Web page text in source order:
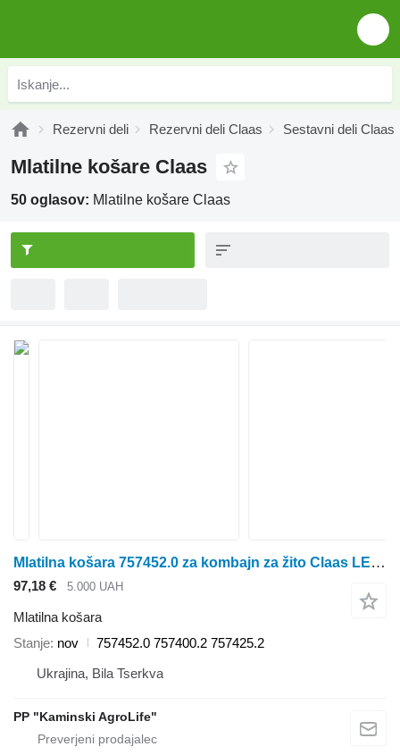
Rezervni deli Rezervni deli Claas Sestavni deli Claas
Mlatilne košare Claas
50 oglasov: Mlatilne košare Claas
Mlatilna košara 757452.0 za kombajn za žito Claas LEXION 450,570,580,600
97,18 € 5.000 UAH
Mlatilna košara
Stanje nov
757452.0 757400.2 757425.2
Ukrajina, Bila Tserkva
PP "Kaminski AgroLife"